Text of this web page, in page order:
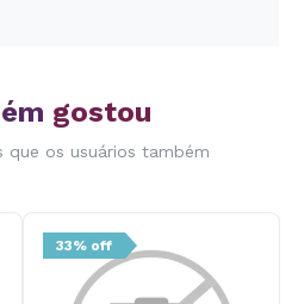
gostou
que os usuários também
33% off